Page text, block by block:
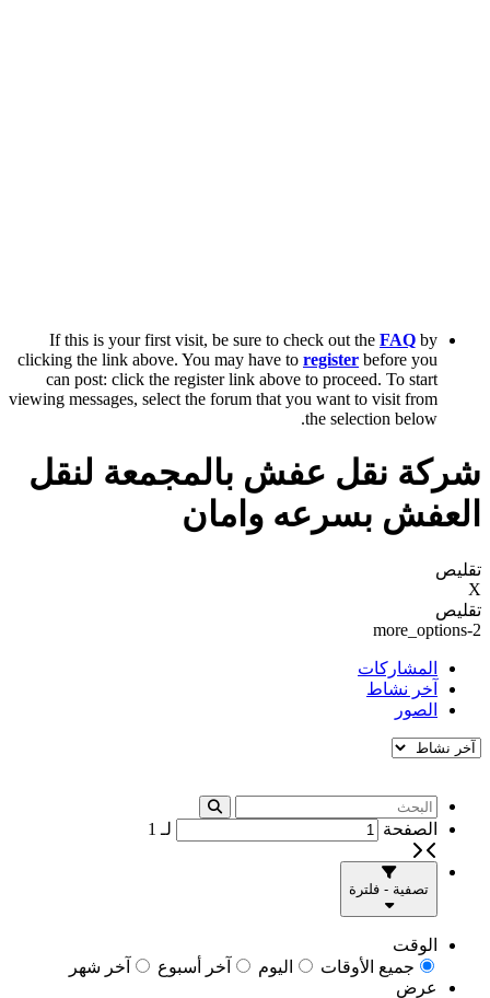
If this is your first visit, be sure to check out the FAQ by
clicking the link above. You may have to register before you
can post: click the register link above to proceed. To start
viewing messages, select the forum that you want to visit from
the selection below.
شركة نقل عفش بالمجمعة لنقل
العفش بسرعه وامان
تقليص
X
تقليص
more_options-2
المشاركات
آخر نشاط
الصور
الصفحة لـ 1
تصفية - فلترة
الوقت
جميع الأوقات
اليوم آخر أسبوع
آخر شهر
عرض